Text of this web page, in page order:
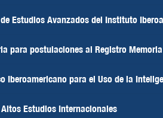
Estudios Avanzados del Instituto
para postulaciones al Registro
Iberoamericano para el Uso de la
Estudios Internacionales